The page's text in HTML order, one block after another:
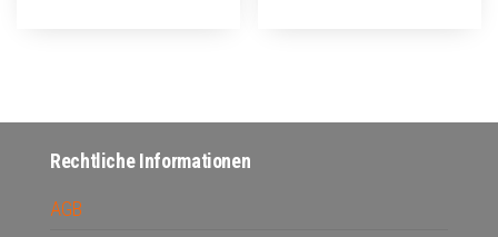
Rechtliche Informationen
AGB